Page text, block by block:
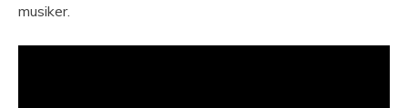
musiker.